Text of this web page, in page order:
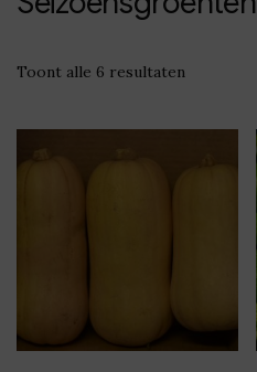
Toont alle 6 resultaten